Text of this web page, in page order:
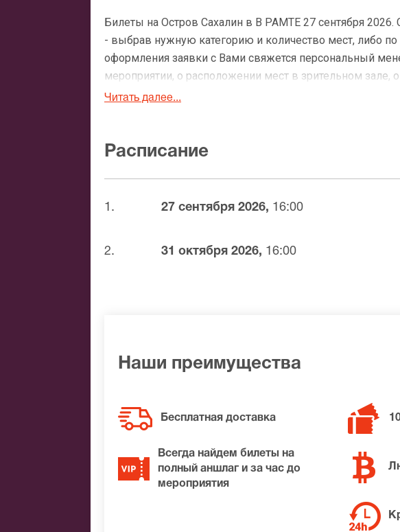
Билеты на Остров Сахалин в В РАМТЕ 27 сентября
- выбрав нужную категорию и количество мест, либо
оформления заявки с Вами свяжется персональный
мероприятии, о расположении мест в зрительном зале,
После бронирования билетов, ожидайте доставку по
доставка билетов осуществляется в пределах МКАД
Вы можете с помощью:
Банковской картой
Наличными
найти нужные билеты на Остров Сахалин, позвоните
Читать далее...
Расписание
1. 27 сентября 2026, 16:00
2. 31 октября 2026, 16:00
Наши преимущества
Бесплатная доставка
Всегда найдем билеты на
полный аншлаг и за час до
мероприятия